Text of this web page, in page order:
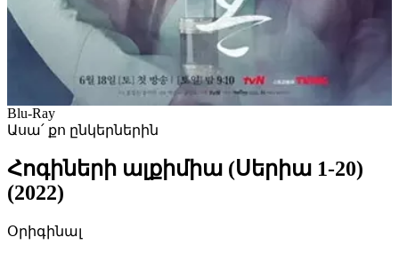
Blu-Ray
Ասա՛ քո ընկերներին
Հոգիների ալքիմիա (Սերիա 1-20)
(2022)
Օրիգինալ